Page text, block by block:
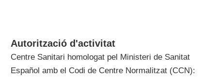
Autorització d'activitat
Centre Sanitari homologat pel Ministeri de Sanitat
Español amb el Codi de Centre Normalitzat (CCN):